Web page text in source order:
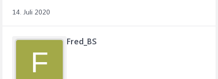
14. Juli 2020
F
Fred_BS